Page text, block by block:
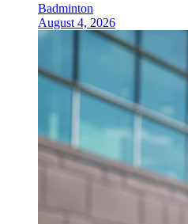
Badminton
August 4, 2026